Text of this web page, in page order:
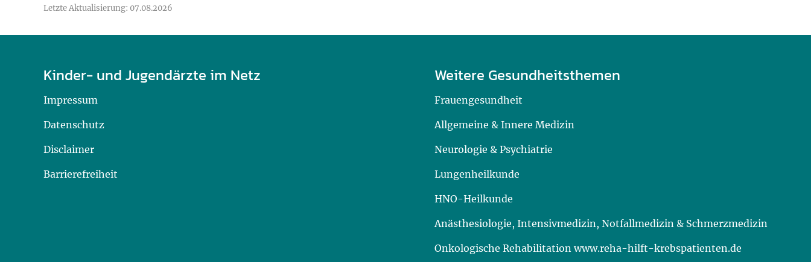
Letzte Aktualisierung: 07.08.2026
Kinder- und Jugendärzte im Netz
Impressum
Datenschutz
Disclaimer
Barrierefreiheit
Weitere Gesundheitsthemen
Frauengesundheit
Allgemeine & Innere Medizin
Neurologie & Psychiatrie
Lungenheilkunde
HNO-Heilkunde
Anästhesiologie, Intensivmedizin, Notfallmedizin & Schmerzmedizin
Onkologische Rehabilitation www.reha-hilft-krebspatienten.de